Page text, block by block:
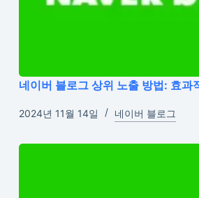
네이버 블로그 상위 노출 방법: 효과
2024년 11월 14일 네이버 블로그